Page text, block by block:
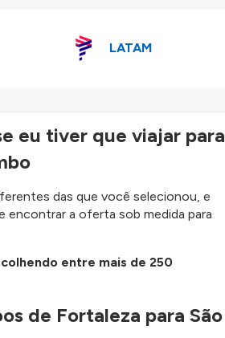
LATAM
eu tiver que viajar para
das que você selecionou, e
encontrar a oferta sob medida para
entre mais de 250
de Fortaleza para São